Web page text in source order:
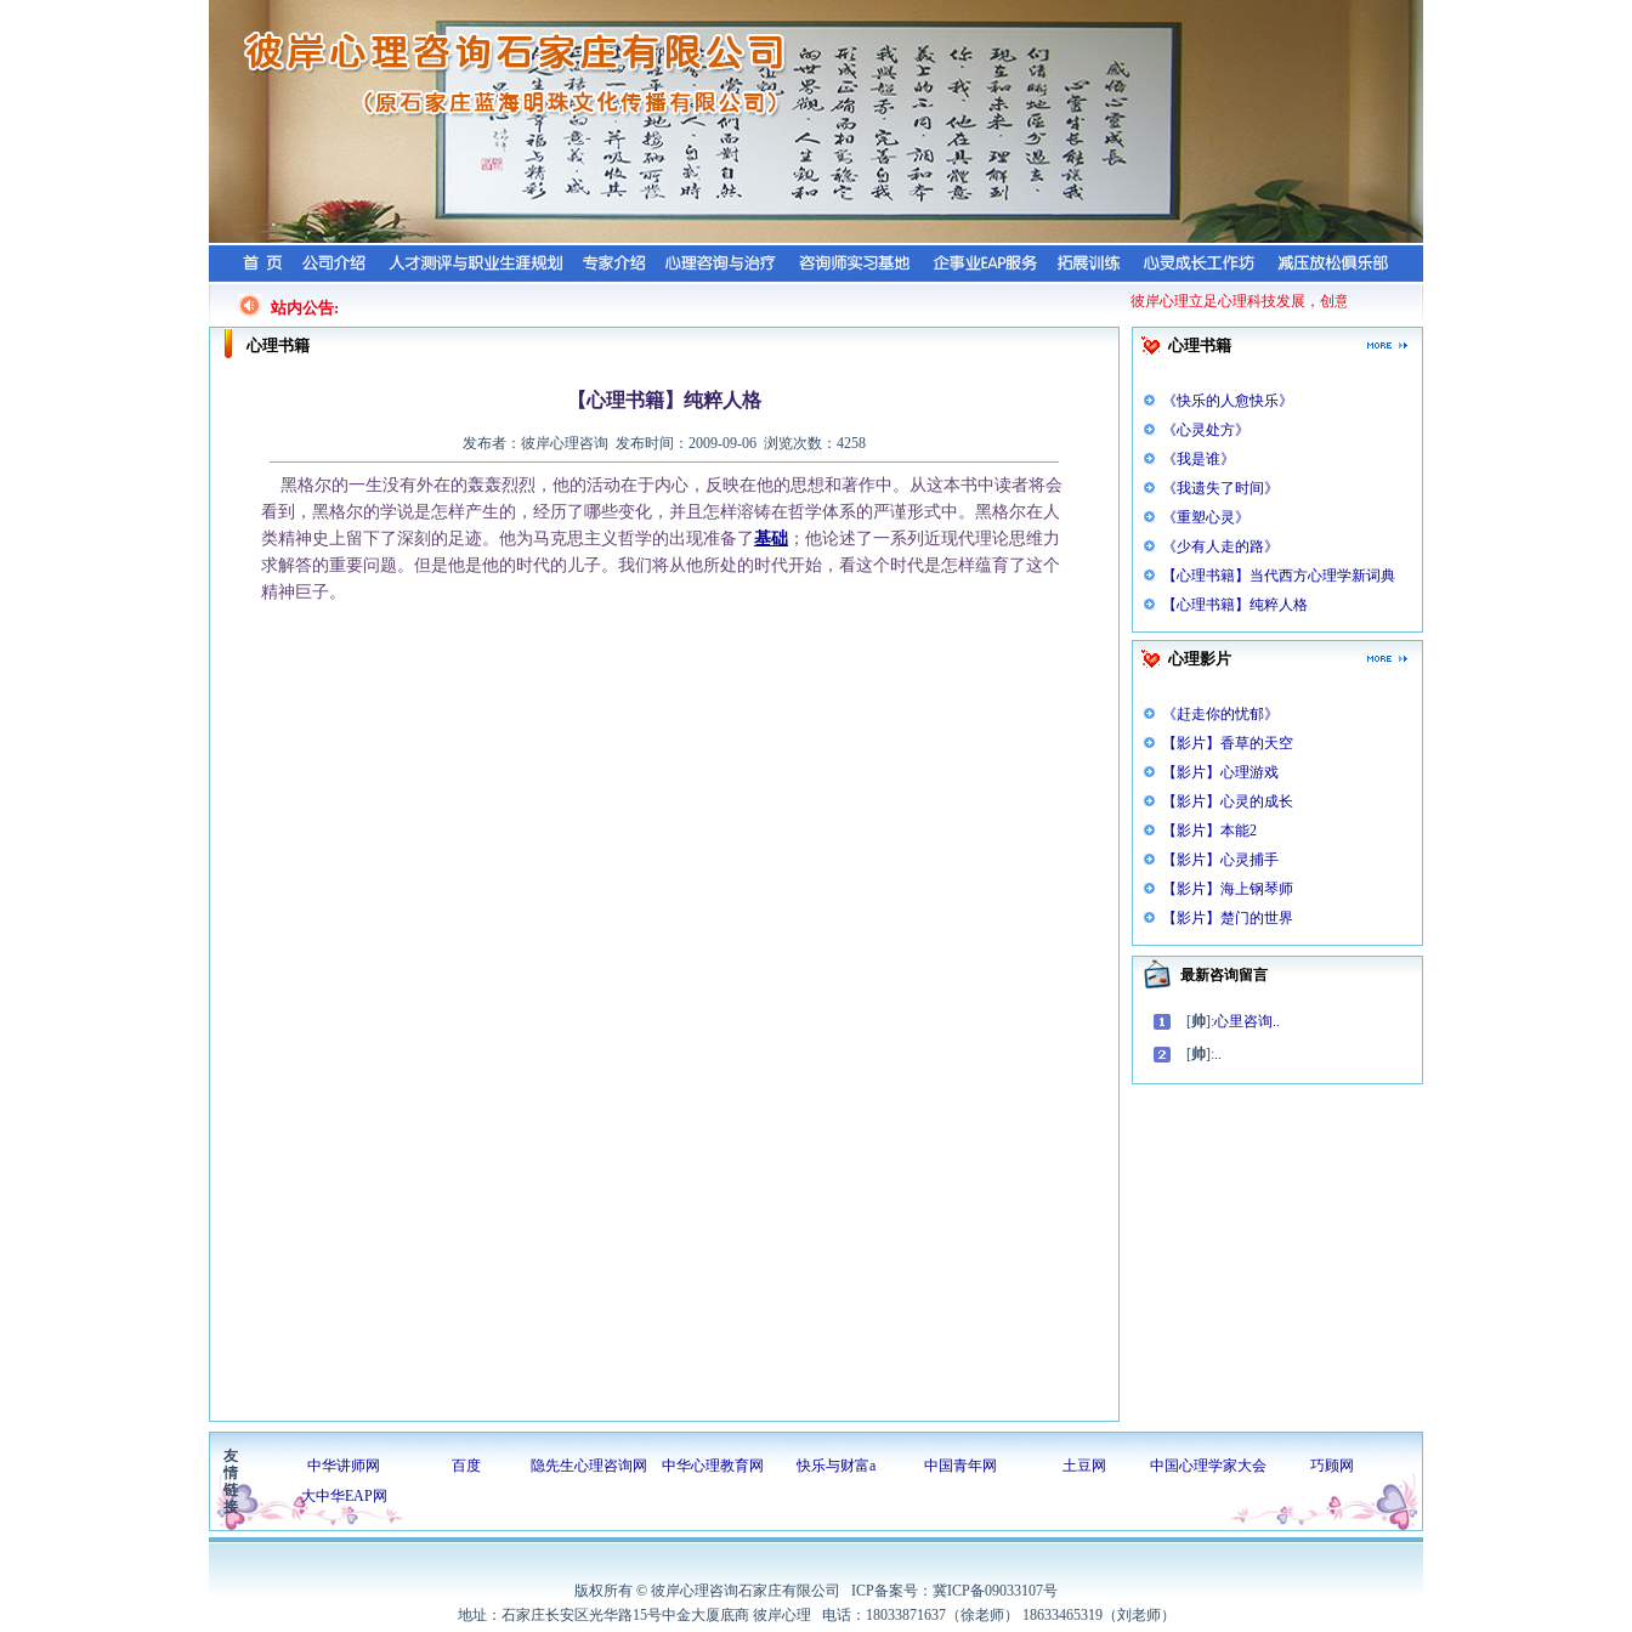
站内公告: 彼岸心理立足心理科技发展，创意打造的专利产品——减压放松舱，它基于经
心理书籍
【心理书籍】纯粹人格
发布者：彼岸心理咨询 发布时间：2009-09-06 浏览次数：4258
黑格尔的一生没有外在的轰轰烈烈，他的活动在于内心，反映在他的思想和著作中。从这本书中读者将会
看到，黑格尔的学说是怎样产生的，经历了哪些变化，并且怎样溶铸在哲学体系的严谨形式中。黑格尔在人
类精神史上留下了深刻的足迹。他为马克思主义哲学的出现准备了基础 ；他论述了一系列近现代理论思维力
求解答的重要问题。但是他是他的时代的儿子。我们将从他所处的时代开始，看这个时代是怎样蕴育了这个
精神巨子。
心理书籍
《快乐的人愈快乐》
《心灵处方》
《我是谁》
《我遗失了时间》
《重塑心灵》
《少有人走的路》
【心理书籍】当代西方心理学新词典
【心理书籍】纯粹人格
心理影片
《赶走你的忧郁》
【影片】香草的天空
【影片】心理游戏
【影片】心灵的成长
【影片】本能2
【影片】心灵捕手
【影片】海上钢琴师
【影片】楚门的世界
最新咨询留言
[帅]:心里咨询..
[帅]:..
友
情
链
接
中华讲师网 百度 隐先生心理咨询网 中华心理教育网 快乐与财富a 中国青年网 土豆网 中国心理学家大会
巧顾网
大中华EAP网
版权所有 © 彼岸心理咨询石家庄有限公司 ICP备案号：冀ICP备09033107号
地址：石家庄长安区光华路15号中金大厦底商 彼岸心理 电话：18033871637（徐老师） 18633465319（刘老师）